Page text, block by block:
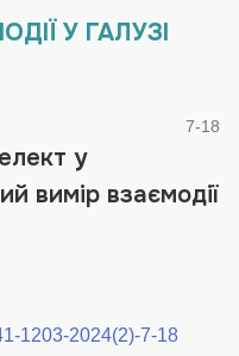
У ГАЛУЗІ
7-18
у
вимір взаємодії
1203-2024(2)-7-18